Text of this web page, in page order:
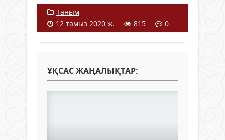
Таным
12 тамыз 2020 ж.
815 0
ҰҚСАС ЖАҢАЛЫҚТАР: